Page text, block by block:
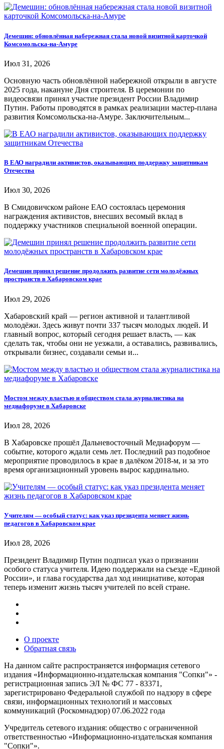
Демешин: обновлённая набережная стала новой визитной карточкой
Комсомольска-на-Амуре
Июл 31, 2026
Основную часть обновлённой набережной открыли в августе
2025 года, накануне Дня строителя. В церемонии по
видеосвязи принял участие президент России Владимир
Путин. Работы проводятся в рамках реализации мастер-плана
развития Комсомольска-на-Амуре. Заключительным...
В ЕАО наградили активистов, оказывающих поддержку защитникам
Отечества
Июл 30, 2026
В Смидовичском районе ЕАО состоялась церемония
награждения активистов, внесших весомый вклад в
поддержку участников специальной военной операции.
Демешин принял решение продолжить развитие сети молодёжных
пространств в Хабаровском крае
Июл 29, 2026
Хабаровский край — регион активной и талантливой
молодёжи. Здесь живут почти 337 тысяч молодых людей. И
главный вопрос, который сегодня решает власть, — как
сделать так, чтобы они не уезжали, а оставались, развивались,
открывали бизнес, создавали семьи и...
Мостом между властью и обществом стала журналистика на
медиафоруме в Хабаровске
Июл 28, 2026
В Хабаровске прошёл Дальневосточный Медиафорум —
событие, которого ждали семь лет. Последний раз подобное
мероприятие проводилось в крае в далёком 2018-м, и за это
время организационный уровень вырос кардинально.
Учителям — особый статус: как указ президента меняет жизнь
педагогов в Хабаровском крае
Июл 28, 2026
Президент Владимир Путин подписал указ о признании
особого статуса учителя. Идею поддержали на съезде «Единой
России», и глава государства дал ход инициативе, которая
теперь изменит жизнь тысяч учителей по всей стране.
О проекте
Обратная связь
На данном сайте распространяется информация сетевого
издания «Информационно-издательская компания "Сопки"» -
регистрационная запись ЭЛ № ФС 77 - 83371,
зарегистрировано Федеральной службой по надзору в сфере
связи, информационных технологий и массовых
коммуникаций (Роскомнадзор) 07.06.2022 года
Учредитель сетевого издания: общество с ограниченной
ответственностью «Информационно-издательская компания
"Сопки"».